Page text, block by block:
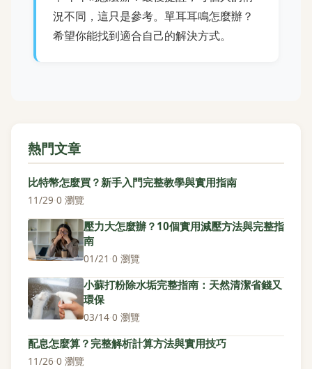
況不同，這只是參考。單耳耳鳴怎麼辦？
希望你能找到適合自己的解決方式。
熱門文章
比特幣怎麼買？新手入門完整教學與實用指南
11/29·0 瀏覽
壓力大怎麼辦？10個實用減壓方法與完整指
南
01/21 ·0 瀏覽
小蘇打粉除水垢完整指南：天然清潔省錢又
環保
03/14·0 瀏覽
配息怎麼算？完整解析計算方法與實用技巧
11/26·0 瀏覽